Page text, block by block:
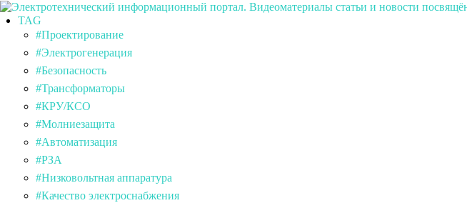
TAG
#Проектирование
#Электрогенерация
#Безопасность
#Трансформаторы
#КРУ/КСО
#Молниезащита
#Автоматизация
#РЗА
#Низковольтная аппаратура
#Качество электроснабжения